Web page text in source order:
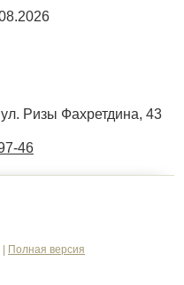
ул. Ризы Фахретдина, 43
46
Полная версия